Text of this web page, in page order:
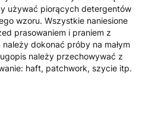
używać piorących detergentów
wzoru. Wszystkie naniesione
prasowaniem i praniem z
dokonać próby na małym
należy przechowywać z
haft, patchwork, szycie itp.